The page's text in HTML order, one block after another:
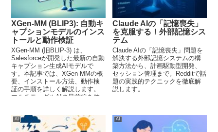
XGen-MM (BLIP3): 自動キ
ャプションモデルのインス
トールと動作検証
XGen-MM (旧BLIP-3) は、
Salesforceが開発した最新の自動
キャプション生成AIモデルで
す。本記事では、XGen-MMの概
要、インストール方法、動作検
証の手順を詳しく解説します。
マルチモーダルAIの最前線を体
Claude AIの「記憶喪失」
を克服する！外部記憶シス
テム
Claude AIの「記憶喪失」問題を
解決する外部記憶システムの構
築方法から、計画駆動型開発、
セッション管理まで。Redditで話
題の実践的テクニックを徹底解
説します。
AI AI